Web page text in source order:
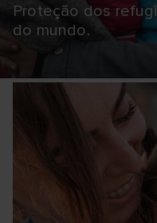
Proteção dos
do mundo.